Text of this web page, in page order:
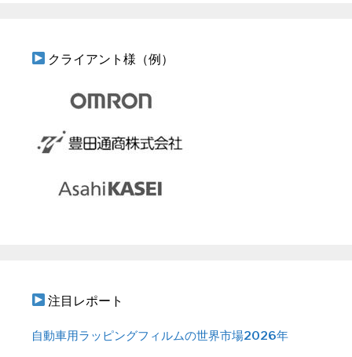
クライアント様（例）
注目レポート
自動車用ラッピングフィルムの世界市場2026年